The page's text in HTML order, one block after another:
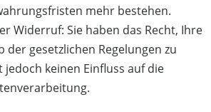
mehr bestehen.
Widerruf: Sie haben das Recht, Ihre
der gesetzlichen Regelungen zu
keinen Einfluss auf die